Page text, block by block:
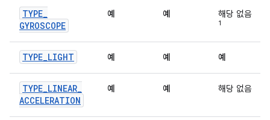
TYPE_
GYROSCOPE
예 예 해당 없음
1
TYPE_LIGHT 예 예 예
TYPE_LINEAR_
ACCELERATION
예 예 해당 없음